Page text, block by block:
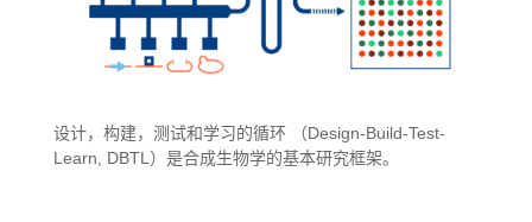
设计，构建，测试和学习的循环 （Design-Build-Test-
Learn, DBTL）是合成生物学的基本研究框架。